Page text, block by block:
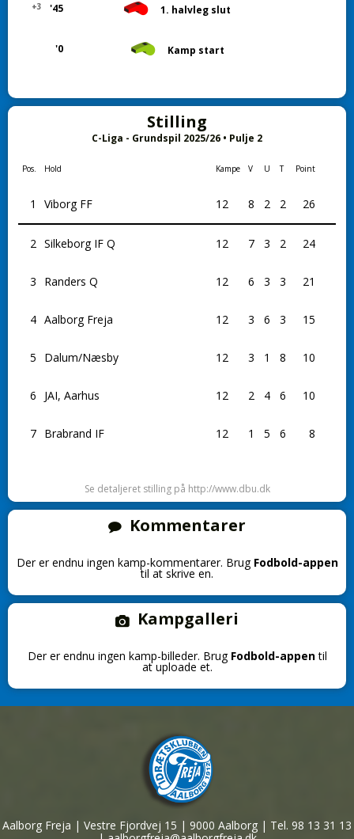
'45
+3 1. halvleg slut
'0 Kamp start
Stilling
C-Liga - Grundspil 2025/26 • Pulje 2
Pos. Hold Kampe V U T Point
1 Viborg FF 12 8 2 2 26
2 Silkeborg IF Q 12 7 3 2 24
3 Randers Q 12 6 3 3 21
4 Aalborg Freja 12 3 6 3 15
5 Dalum/Næsby 12 3 1 8 10
6 JAI, Aarhus 12 2 4 6 10
7 Brabrand IF 12 1 5 6 8
Se detaljeret stilling på http://www.dbu.dk
Kommentarer
Der er endnu ingen kamp-kommentarer. Brug Fodbold-appen
til at skrive en.
Kampgalleri
Der er endnu ingen kamp-billeder. Brug Fodbold-appentil
at uploade et.
Aalborg Freja | Vestre Fjordvej 15 | 9000 Aalborg | Tel. 98 13 31 13